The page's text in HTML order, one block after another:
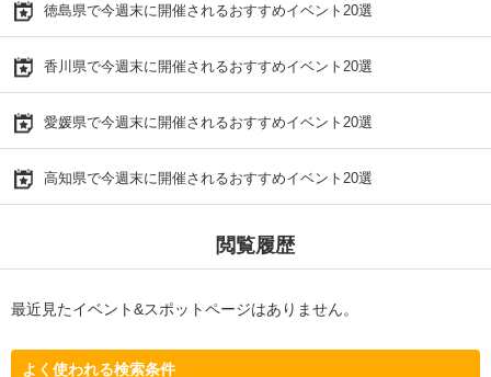
徳島県で今週末に開催されるおすすめイベント20選
香川県で今週末に開催されるおすすめイベント20選
愛媛県で今週末に開催されるおすすめイベント20選
高知県で今週末に開催されるおすすめイベント20選
閲覧履歴
最近見たイベント&スポットページはありません。
よく使われる検索条件